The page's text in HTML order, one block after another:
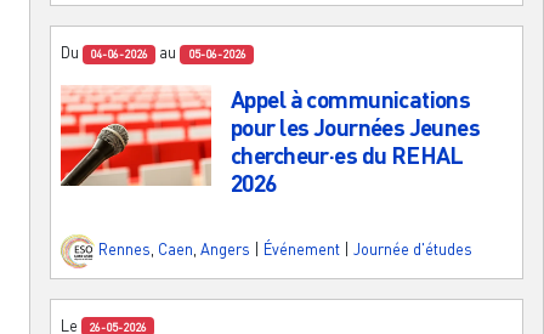
Du 04-06-2026 au 05-06-2026
Appel à communications
pour les Journées Jeunes
chercheur·es du REHAL
2026
Rennes Caen Angers Événement Journée d'études
Le 26-05-2026